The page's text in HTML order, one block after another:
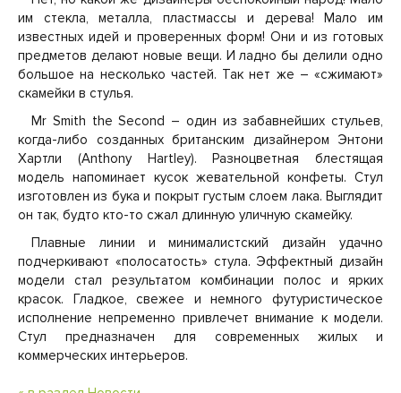
им стекла, металла, пластмассы и дерева! Мало им
известных идей и проверенных форм! Они и из готовых
предметов делают новые вещи. И ладно бы делили одно
большое на несколько частей. Так нет же – «сжимают»
скамейки в стулья.
Mr Smith the Second – один из забавнейших стульев,
когда-либо созданных британским дизайнером Энтони
Хартли (Anthony Hartley). Разноцветная блестящая
модель напоминает кусок жевательной конфеты. Стул
изготовлен из бука и покрыт густым слоем лака. Выглядит
он так, будто кто-то сжал длинную уличную скамейку.
Плавные линии и минималистский дизайн удачно
подчеркивают «полосатость» стула. Эффектный дизайн
модели стал результатом комбинации полос и ярких
красок. Гладкое, свежее и немного футуристическое
исполнение непременно привлечет внимание к модели.
Стул предназначен для современных жилых и
коммерческих интерьеров.